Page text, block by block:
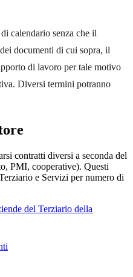
calendario senza che il
documenti di cui sopra, il
di lavoro per tale motivo
Diversi termini potranno
contratti diversi a seconda del
PMI, cooperative). Questi
e Servizi per numero di
del Terziario della